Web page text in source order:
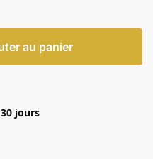
au panier
jours